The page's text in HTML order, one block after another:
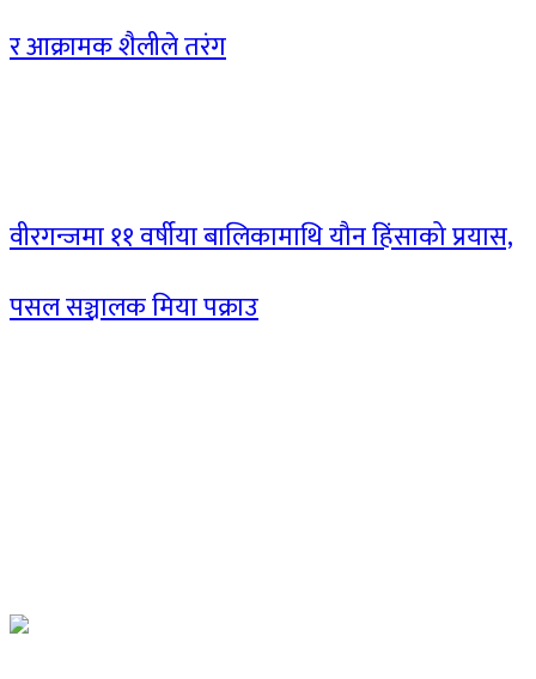
र आक्रामक शैलीले तरंग
वीरगन्जमा ११ वर्षीया बालिकामाथि यौन हिंसाको प्रयास,
पसल सञ्चालक मिया पक्राउ